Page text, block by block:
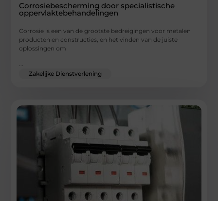
Corrosiebescherming door specialistische
oppervlaktebehandelingen
Corrosie is een van de grootste bedreigingen voor metalen
producten en constructies, en het vinden van de juiste
oplossingen om
Zakelijke Dienstverlening